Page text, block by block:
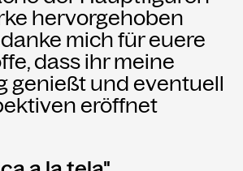
hervorgehoben
mich für euere
dass ihr meine
genießt und eventuell
eröffnet